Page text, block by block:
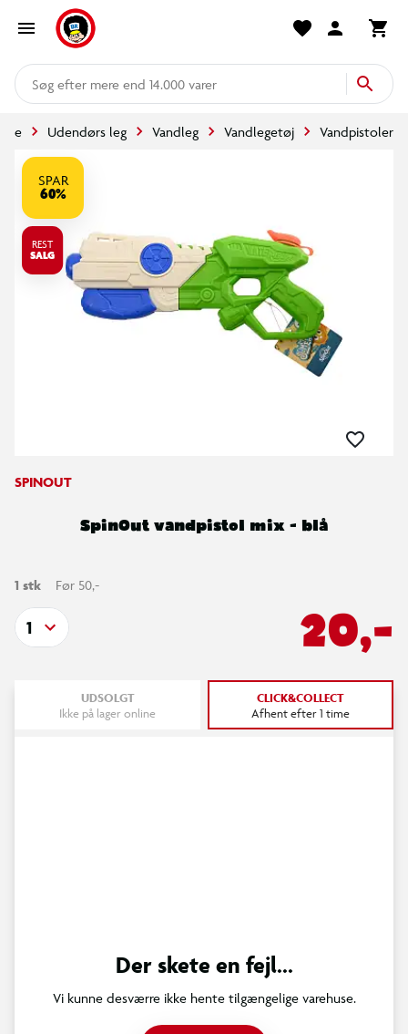
mere end 14.000 varer
Udendørs leg Vandleg Vandlegetøj Vandpistoler
SPAR
60%
REST
SALG
SPINOUT
SpinOut vandpistol mix - blå
1 stk Før 50,-
20,-
1
UDSOLGT
Ikke på lager online
CLICK&COLLECT
Afhent efter 1 time
Der skete en fejl...
Vi kunne desværre ikke hente tilgængelige varehuse.